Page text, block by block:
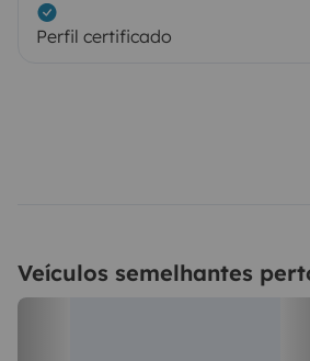
Perfil certificado
Veículos semelhantes